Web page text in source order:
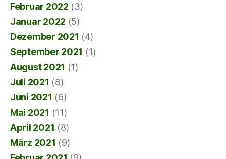
Februar 2022 (3)
Januar 2022 (5)
Dezember 2021 (4)
September 2021 (1)
August 2021 (1)
Juli 2021 (8)
Juni 2021 (6)
Mai 2021 (11)
April 2021 (8)
März 2021 (9)